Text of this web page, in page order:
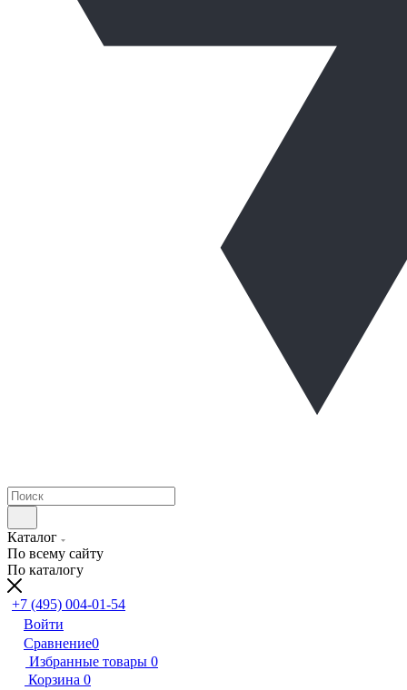
Каталог
По всему сайту
По каталогу
+7 (495) 004-01-54
Войти
Сравнение0
Избранные товары 0
Корзина 0